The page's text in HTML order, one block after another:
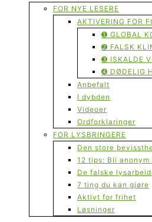
FOR NYE LESERE
AKTIVERING FOR
➊ GLOBAL
➋ FALSK
➌ ISKALDE
➍ DØDELIG
Anbefalt
I dybden
Videoer
Ordforklaringer
FOR LYSBRINGERE
Den store
12 tips: Bli anonym
De falske
7 ting du kan gjøre
Aktivt for frihet
Løsninger